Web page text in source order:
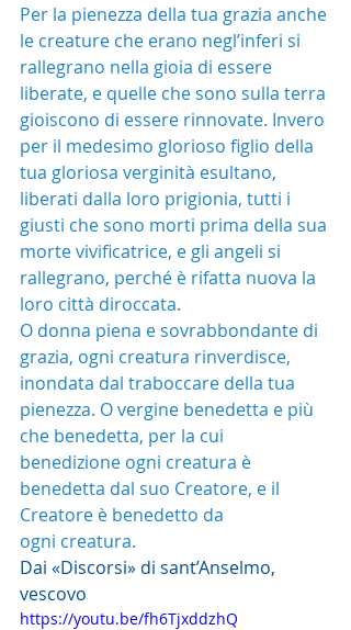
Per la pienezza della tua grazia anche
le creature che erano negl’inferi si
rallegrano nella gioia di essere
liberate, e quelle che sono sulla terra
gioiscono di essere rinnovate. Invero
per il medesimo glorioso figlio della
tua gloriosa verginità esultano,
liberati dalla loro prigionia, tutti i
giusti che sono morti prima della sua
morte vivificatrice, e gli angeli si
rallegrano, perché è rifatta nuova la
loro città diroccata.
O donna piena e sovrabbondante di
grazia, ogni creatura rinverdisce,
inondata dal traboccare della tua
pienezza. O vergine benedetta e più
che benedetta, per la cui
benedizione ogni creatura è
benedetta dal suo Creatore, e il
Creatore è benedetto da
ogni creatura.
Dai «Discorsi» di sant’Anselmo,
vescovo
https://youtu.be/fh6TjxddzhQ